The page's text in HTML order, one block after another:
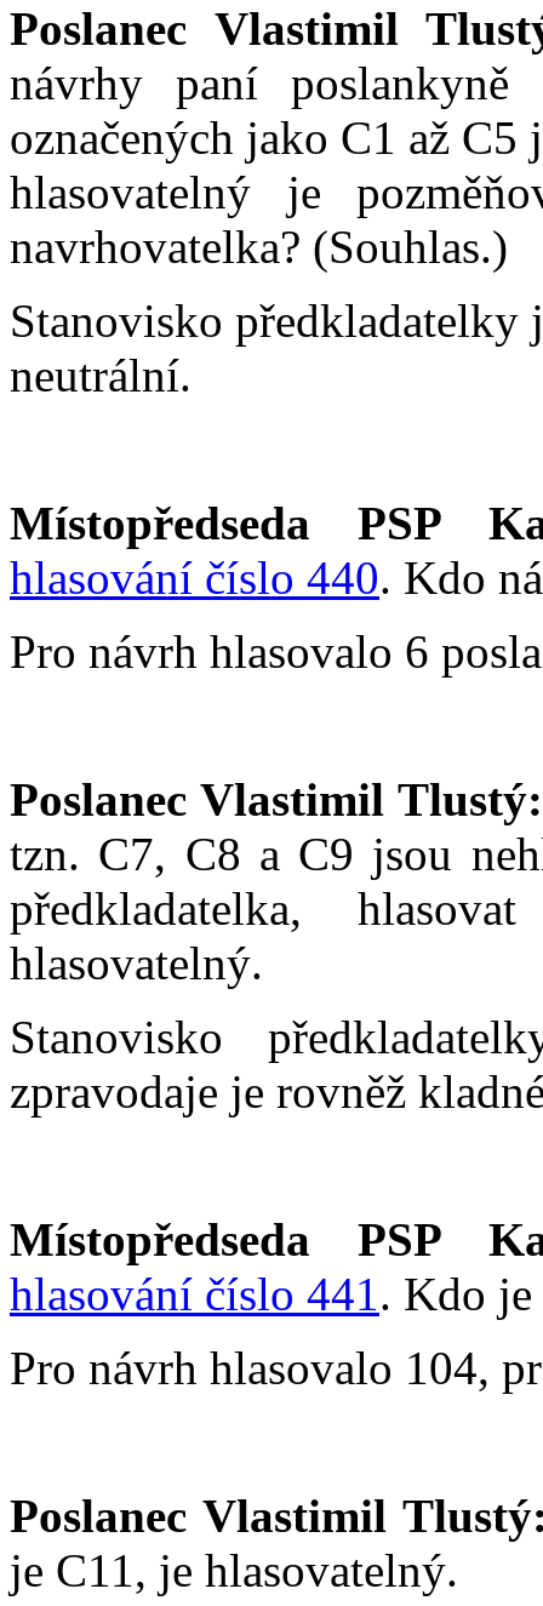
Poslanec Vlastimil
návrhy paní
označených jako C1 až
hlasovatelný je
navrhovatelka? (Souhlas.)
Stanovisko předkladatelky
neutrální.
Místopředseda PSP
hlasování číslo 440. Kdo
Pro návrh hlasovalo 6
Poslanec Vlastimil Tlustý:
tzn. C7, C8 a C9 jsou
předkladatelka,
hlasovatelný.
Stanovisko
zpravodaje je rovněž
Místopředseda PSP
hlasování číslo 441. Kdo
Pro návrh hlasovalo 104,
Poslanec Vlastimil
je C11, je hlasovatelný.